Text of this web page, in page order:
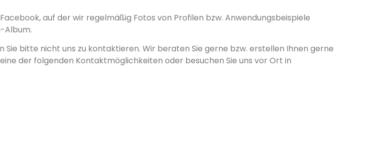
auf der wir regelmäßig Fotos von Profilen bzw. Anwendungsbeispiele
Album.
bitte nicht uns zu kontaktieren. Wir beraten Sie gerne bzw. erstellen Ihnen gerne
der folgenden Kontaktmöglichkeiten oder besuchen Sie uns vor Ort in